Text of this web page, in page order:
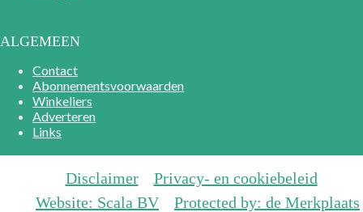
ALGEMEEN
Contact
Abonnementsvoorwaarden
Winkeliers
Adverteren
Links
Disclaimer
Privacy- en cookiebeleid
Website: Scala BV
Protected by: de Merkplaats